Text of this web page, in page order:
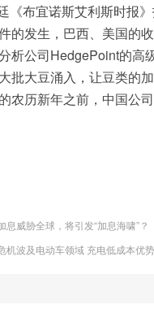
《布宜诺斯艾利斯时报
的发生，巴西、美国的
析公司HedgePoint的高
批大豆涌入，让豆类的
农历新年之前，中国公
息威胁全球，将引发“加息海啸”？
机波及电动车领域 充电低成本优